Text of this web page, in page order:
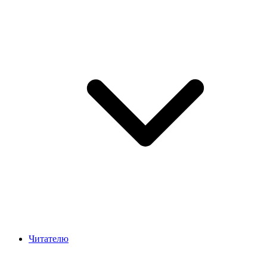
Читателю